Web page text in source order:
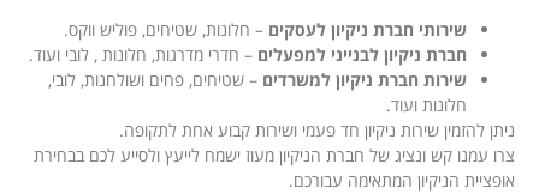
שירותי חברת ניקיון לעסקים – חלונות, שטיחים, פוליש ווקס.
חברת ניקיון לבנייני למפעלים – חדרי מדרגות, חלונות , לובי ועוד.
שירות חברת ניקיון למשרדים – שטיחים, פחים ושולחנות, לובי,
חלונות ועוד.
ניתן להזמין שירות ניקיון חד פעמי ושירות קבוע אחת לתקופה.
צרו עמנו קש ונציג של חברת הניקיון מעוז ישמח לייעץ ולסייע לכם בבחירת
אופציית הניקיון המתאימה עבורכם.